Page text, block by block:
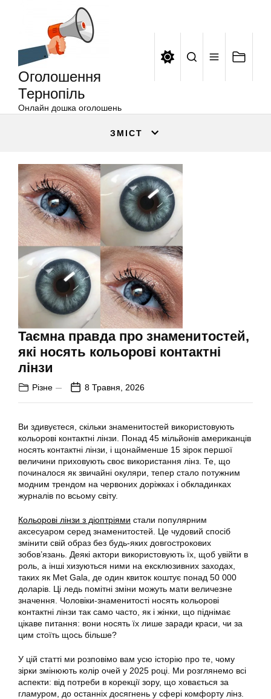
Оголошення
Тернопіль
Онлайн дошка оголошень
ЗМІСТ
Таємна правда про знаменитостей,
які носять кольорові контактні
лінзи
Різне 8 Травня, 2026
Ви здивуєтеся, скільки знаменитостей використовують
кольорові контактні лінзи. Понад 45 мільйонів американців
носять контактні лінзи, і щонайменше 15 зірок першої
величини приховують своє використання лінз. Те, що
починалося як звичайні окуляри, тепер стало потужним
модним трендом на червоних доріжках і обкладинках
журналів по всьому світу.
Кольорові лінзи з діоптріями стали популярним
аксесуаром серед знаменитостей. Це чудовий спосіб
змінити свій образ без будь-яких довгострокових
зобов’язань. Деякі актори використовують їх, щоб увійти в
роль, а інші хизуються ними на ексклюзивних заходах,
таких як Met Gala, де один квиток коштує понад 50 000
доларів. Ці ледь помітні зміни можуть мати величезне
значення. Чоловіки-знаменитості носять кольорові
контактні лінзи так само часто, як і жінки, що піднімає
цікаве питання: вони носять їх лише заради краси, чи за
цим стоїть щось більше?
У цій статті ми розповімо вам усю історію про те, чому
зірки змінюють колір очей у 2025 році. Ми розглянемо всі
аспекти: від потреби в корекції зору, що ховається за
гламуром, до останніх досягнень у сфері комфорту лінз.